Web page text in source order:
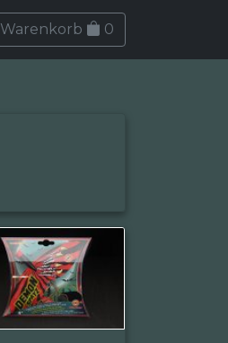
Warenkorb 0